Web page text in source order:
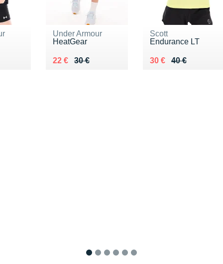
Under Armour
HeatGear
30 €
Au lieu de 30 €
22 €
Vendu 22 €
Scott
Endurance LT
40 €
Au lieu de 40 €
30 €
Vendu 30 €